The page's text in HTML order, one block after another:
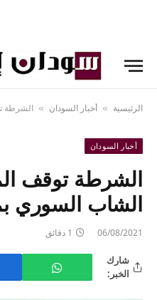
الرئيسية » أخبار السودان » الشرطة
أخبار السودان
الشرطة توقف
الشاب السوري
06/08/2021 1 دقائق
شارك
الخبر: